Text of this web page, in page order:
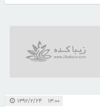
۱۳:۰۰ ۱۳۹۲/۲/۲۴